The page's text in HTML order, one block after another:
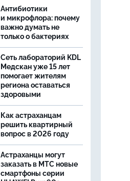
Антибиотики
и микрофлора: почему
важно думать не
только о бактериях
Сеть лабораторий KDL
Медскан уже 15 лет
помогает жителям
региона оставаться
здоровыми
Как астраханцам
решить квартирный
вопрос в 2026 году
Астраханцы могут
заказать в МТС новые
смартфоны серии